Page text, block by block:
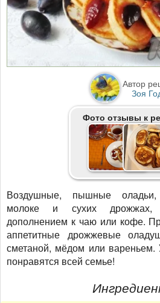
Автор
Зоя
Фото отзывы к
Воздушные, пышные оладьи,
молоке и сухих дрожжах,
дополнением к чаю или кофе.
аппетитные дрожжевые
сметаной, мёдом или вареньем.
понравятся всей семье!